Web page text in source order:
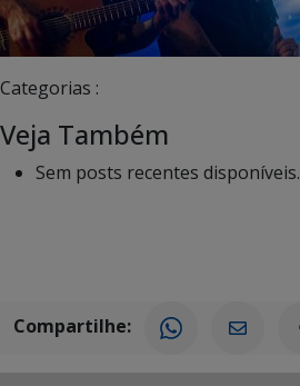
Categorias :
Veja Também
Sem posts recentes disponíveis.
Compartilhe: